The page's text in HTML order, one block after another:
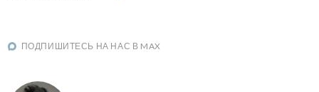
ПОДПИШИТЕСЬ НА НАС В MAX